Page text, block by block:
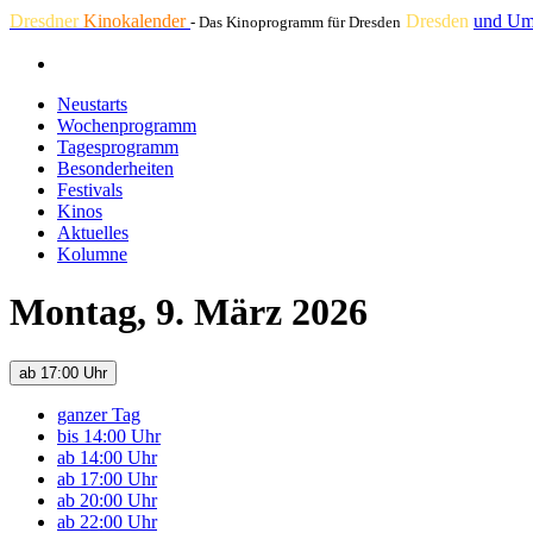
DresdnerKinokalender - Das Kinoprogramm für Dresden Dresden und
Neustarts
Wochenprogramm
Tagesprogramm
Besonderheiten
Festivals
Kinos
Aktuelles
Kolumne
Montag, 9. März 2026
ab 17:00 Uhr
ganzer Tag
bis 14:00 Uhr
ab 14:00 Uhr
ab 17:00 Uhr
ab 20:00 Uhr
ab 22:00 Uhr